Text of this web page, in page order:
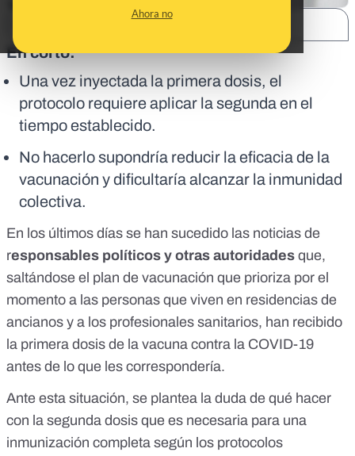
Ahora no
En corto:
Una vez inyectada la primera dosis, el
protocolo requiere aplicar la segunda en el
tiempo establecido.
No hacerlo supondría reducir la eficacia de la
vacunación y dificultaría alcanzar la inmunidad
colectiva.
En los últimos días se han sucedido las noticias de
responsables políticos y otras autoridades que,
saltándose el plan de vacunación que prioriza por el
momento a las personas que viven en residencias de
ancianos y a los profesionales sanitarios, han recibido
la primera dosis de la vacuna contra la COVID-19
antes de lo que les correspondería.
Ante esta situación, se plantea la duda de qué hacer
con la segunda dosis que es necesaria para una
inmunización completa según los protocolos